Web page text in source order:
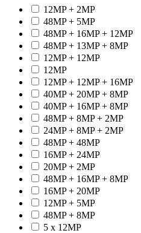
12MP + 2MP
48MP + 5MP
48MP + 16MP + 12MP
48MP + 13MP + 8MP
12MP + 12MP
12MP
12MP + 12MP + 16MP
40MP + 20MP + 8MP
40MP + 16MP + 8MP
48MP + 8MP + 2MP
24MP + 8MP + 2MP
48MP + 48MP
16MP + 24MP
20MP + 2MP
48MP + 16MP + 8MP
16MP + 20MP
12MP + 5MP
48MP + 8MP
5 x 12MP